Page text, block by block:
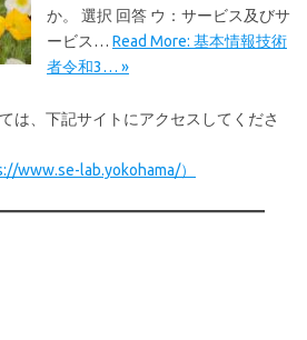
か。 選択 回答 ウ：サービス及びサ
ービス… Read More: 基本情報技術
者令和3… »
は、下記サイトにアクセスしてくださ
www.se-lab.yokohama/）